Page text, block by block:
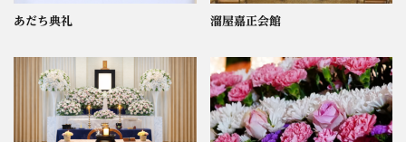
あだち典礼 溜屋嘉正会館